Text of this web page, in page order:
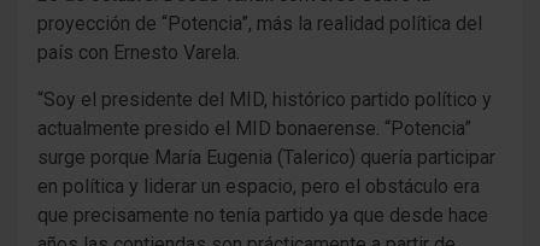
proyección de “Potencia”, más la realidad política del
país con Ernesto Varela.
“Soy el presidente del MID, histórico partido político y
actualmente presido el MID bonaerense. “Potencia”
surge porque María Eugenia (Talerico) quería participar
en política y liderar un espacio, pero el obstáculo era
que precisamente no tenía partido ya que desde hace